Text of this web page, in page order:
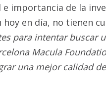
e importancia de la
en día, no tienen
para intentar buscar
Macula
una mejor calidad